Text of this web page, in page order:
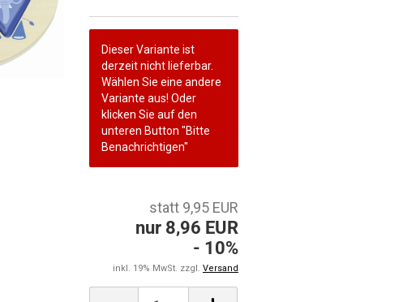
Dieser Variante ist
derzeit nicht lieferbar.
Wählen Sie eine andere
Variante aus! Oder
klicken Sie auf den
unteren Button "Bitte
Benachrichtigen"
statt 9,95 EUR
nur 8,96 EUR
- 10%
inkl. 19% MwSt. zzgl. Versand